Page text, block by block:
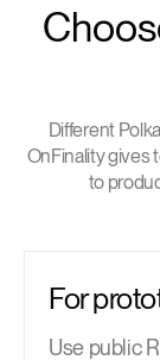
Different
OnFinality gives
to
For
Use public